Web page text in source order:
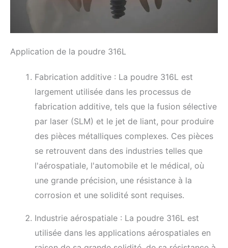
Application de la poudre 316L
Fabrication additive : La poudre 316L est
largement utilisée dans les processus de
fabrication additive, tels que la fusion sélective
par laser (SLM) et le jet de liant, pour produire
des pièces métalliques complexes. Ces pièces
se retrouvent dans des industries telles que
l'aérospatiale, l'automobile et le médical, où
une grande précision, une résistance à la
corrosion et une solidité sont requises.
Industrie aérospatiale : La poudre 316L est
utilisée dans les applications aérospatiales en